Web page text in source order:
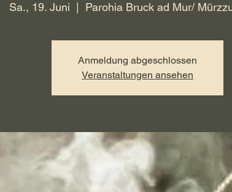
Sa., 19. Juni Parohia Bruck ad Mur/
Anmeldung abgeschlossen
Veranstaltungen ansehen